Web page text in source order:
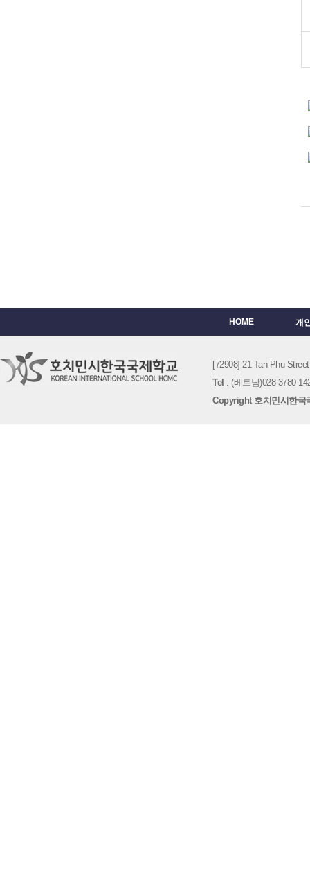
HOME 개
[72908] 21 Tan Phu
Tel : (베트남)028-3780-
Copyright 호치민시한국